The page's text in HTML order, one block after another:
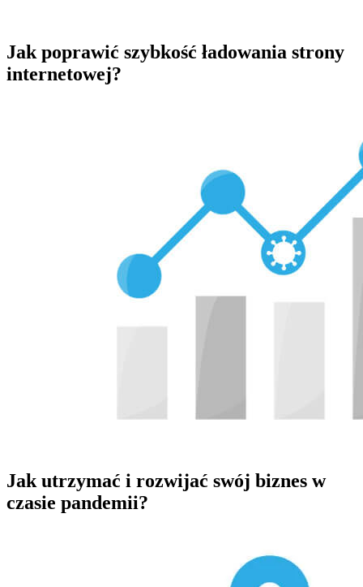
Jak poprawić szybkość ładowania strony
internetowej?
Jak utrzymać i rozwijać swój biznes w
czasie pandemii?